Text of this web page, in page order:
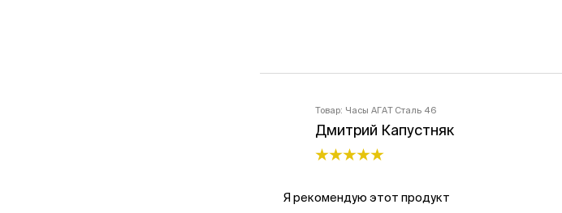
Товар: Часы АГАТ Сталь 46
Дмитрий Капустняк
Я рекомендую этот продукт